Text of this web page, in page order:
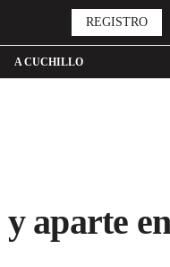
A CUCHILLO
REGISTRO
aparte